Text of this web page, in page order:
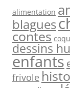
alimentation
blagues
contes
dessins
enfants
frivole